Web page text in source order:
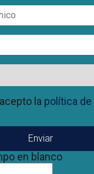
la política
en blanco